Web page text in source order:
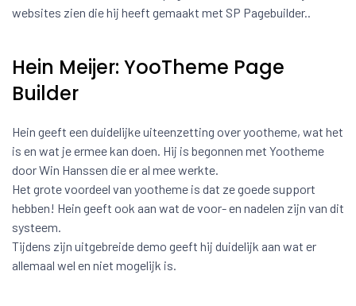
websites zien die hij heeft gemaakt met SP Pagebuilder..
Hein Meijer: YooTheme Page
Builder
Hein geeft een duidelijke uiteenzetting over yootheme, wat het
is en wat je ermee kan doen. Hij is begonnen met Yootheme
door Win Hanssen die er al mee werkte.
Het grote voordeel van yootheme is dat ze goede support
hebben! Hein geeft ook aan wat de voor- en nadelen zijn van dit
systeem.
Tijdens zijn uitgebreide demo geeft hij duidelijk aan wat er
allemaal wel en niet mogelijk is.